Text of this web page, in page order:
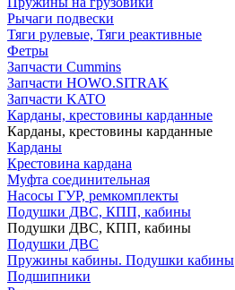
Рычаги подвески
Тяги рулевые, Тяги реактивные
Фетры
Запчасти Cummins
Запчасти HOWO.SITRAK
Запчасти KATO
Карданы, крестовины карданные
Карданы, крестовины карданные
Карданы
Крестовина кардана
Муфта соединительная
Насосы ГУР, ремкомплекты
Подушки ДВС, КПП, кабины
Подушки ДВС, КПП, кабины
Подушки ДВС
Пружины кабины. Подушки кабины
Подшипники